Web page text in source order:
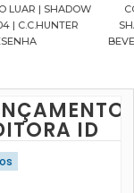
LUAR | SHADOW
| C.C.HUNTER
ID